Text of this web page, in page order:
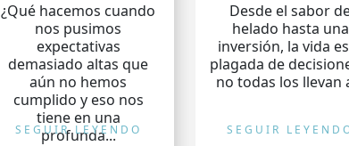
¿Qué hacemos cuando
nos pusimos
expectativas
demasiado altas que
aún no hemos
cumplido y eso nos
tiene en una
profunda...
SEGUIR LEYENDO
Desde el sabor
helado hasta una
inversión, la vida
plagada de
no todas los llevan
SEGUIR